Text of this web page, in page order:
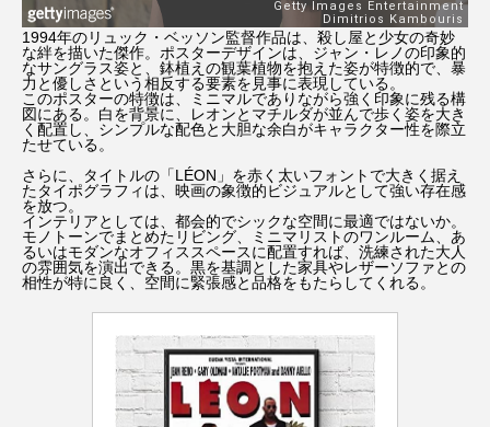
1994年のリュック・ベッソン監督作品は、殺し屋と少女の奇妙
な絆を描いた傑作。ポスターデザインは、ジャン・レノの印象的
なサングラス姿と、鉢植えの観葉植物を抱えた姿が特徴的で、暴
力と優しさという相反する要素を見事に表現している。
このポスターの特徴は、ミニマルでありながら強く印象に残る構
図にある。白を背景に、レオンとマチルダが並んで歩く姿を大き
く配置し、シンプルな配色と大胆な余白がキャラクター性を際立
たせている。
さらに、タイトルの「LÉON」を赤く太いフォントで大きく据え
たタイポグラフィは、映画の象徴的ビジュアルとして強い存在感
を放つ。
インテリアとしては、都会的でシックな空間に最適ではないか。
モノトーンでまとめたリビング、ミニマリストのワンルーム、あ
るいはモダンなオフィススペースに配置すれば、洗練された大人
の雰囲気を演出できる。黒を基調とした家具やレザーソファとの
相性が特に良く、空間に緊張感と品格をもたらしてくれる。